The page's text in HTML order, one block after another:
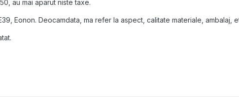
au mai aparut niste taxe.
Eonon. Deocamdata, ma refer la aspect, calitate materiale, ambalaj,